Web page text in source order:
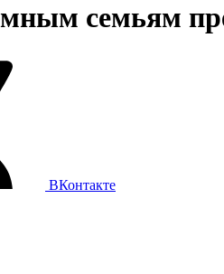
семьям
ВКонтакте